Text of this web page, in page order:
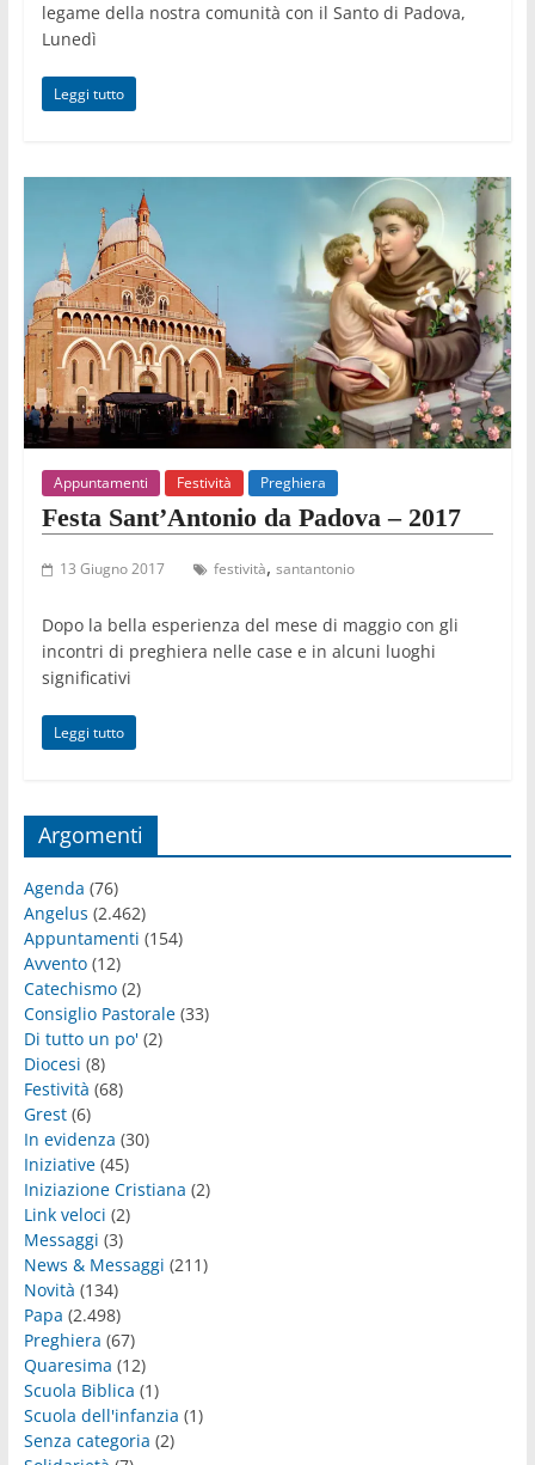
legame della nostra comunità con il Santo di Padova,
Lunedì
Leggi tutto
Appuntamenti Festività Preghiera
Festa Sant’Antonio da Padova – 2017
13 Giugno 2017 festività, santantonio
Dopo la bella esperienza del mese di maggio con gli
incontri di preghiera nelle case e in alcuni luoghi
significativi
Leggi tutto
Argomenti
Agenda (76)
Angelus (2.462)
Appuntamenti (154)
Avvento(12)
Catechismo(2)
Consiglio Pastorale(33)
Di tutto un po'(2)
Diocesi (8)
Festività (68)
Grest(6)
In evidenza (30)
Iniziative(45)
Iniziazione Cristiana (2)
Link veloci (2)
Messaggi (3)
News & Messaggi (211)
Novità (134)
Papa (2.498)
Preghiera (67)
Quaresima (12)
Scuola Biblica (1)
Scuola dell'infanzia (1)
Senza categoria (2)